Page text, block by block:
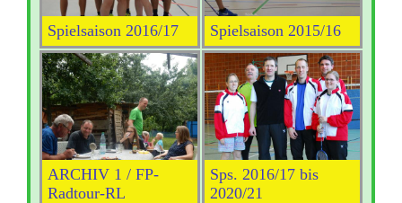
Spielsaison 2016/17 Spielsaison 2015/16
ARCHIV 1 / FP-
Radtour-RL
Sps. 2016/17 bis
2020/21